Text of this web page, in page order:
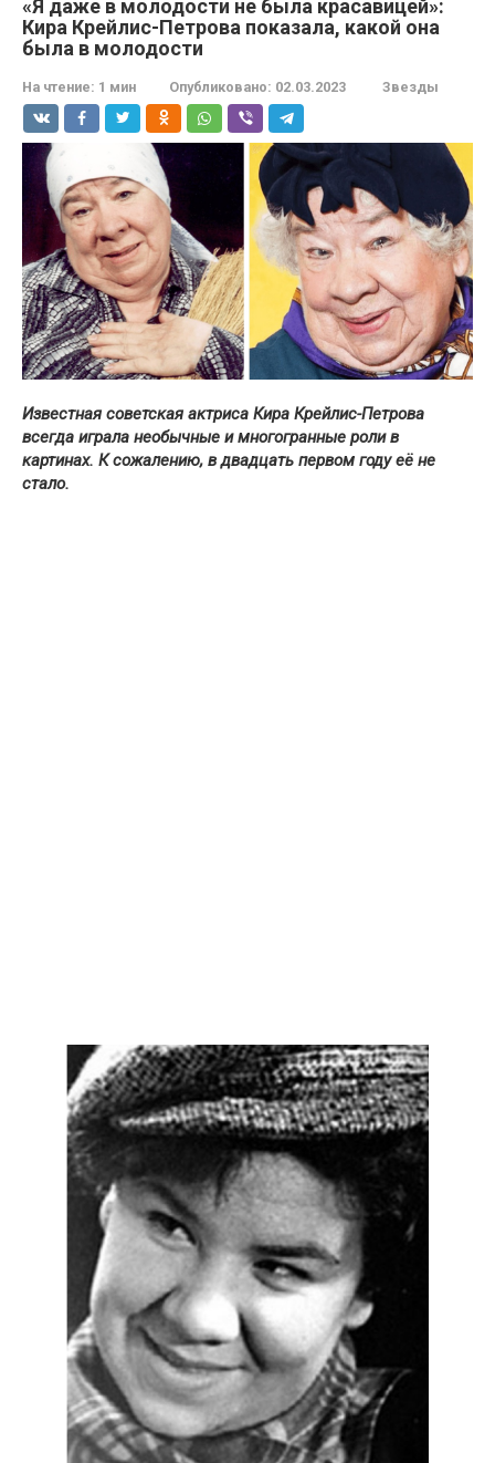
«Я даже в молодости не была красавицей»:
Кира Крейлис-Петрова показала, какой она
была в молодости
На чтение: 1 мин Опубликовано: 02.03.2023 Звезды
Известная советская актриса Кира Крейлис-Петрова
всегда играла необычные и многогранные роли в
картинах. К сожалению, в двадцать первом году её не
стало.